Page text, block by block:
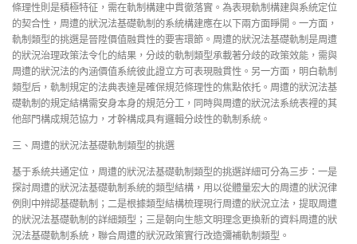
條理性則是積極特征，需在軌制構建中貫徹落實。為表現軌制構建與系統定位
的契合性，周遭的狀況法基礎軌制的系統構建應在以下兩方面睜開。一方面，
軌制類型的挑選是晉陞價值融貫性的要害環節。周遭的狀況法基礎軌制是周遭
的狀況治理政策法令化的結果，分歧的軌制類型承載著分歧的政策效能，需與
周遭的狀況法的內涵價值系統彼此證立方可表現融貫性。另一方面，明白軌制
類型后，軌制規定的法典表達是確保規范條理性的焦點依托。周遭的狀況法基
礎軌制的規定結構需安身本身的規范分工，同時與周遭的狀況法系統表裡的其
他部門構成規范協力，才幹構成具有邏輯分歧性的軌制系統。
三、周遭的狀況法基礎軌制類型的挑選
基于系統共通定位，周遭的狀況法基礎軌制類型的挑選詳細可分為三步：一是
探討周遭的狀況法基礎軌制系統的類型結構，用以從體量宏大的周遭的狀況律
例則中辨認基礎軌制；二是根據類型結構梳理現行周遭的狀況立法，提取周遭
的狀況法基礎軌制的詳細類型；三是朝向生態文明理念更換新的資料周遭的狀
況法基礎軌制系統，聯合周遭的狀況政策實行改造彌補軌制類型。